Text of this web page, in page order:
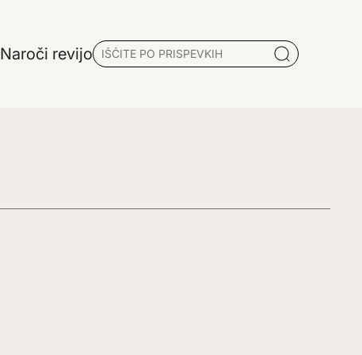
Naroči revijo